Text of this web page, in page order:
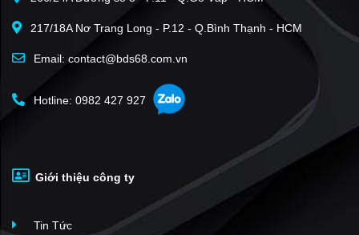
Minh Phương
Yên Lập Riverside
(1)
Hòa Phong
217/18A Nơ Trang Long - P.12 - Q.Bình Thạnh - HCM
Email: contact@bds68.com.vn
Hotline: 0982 427 927
Giới thiệu công ty
Tin Tức